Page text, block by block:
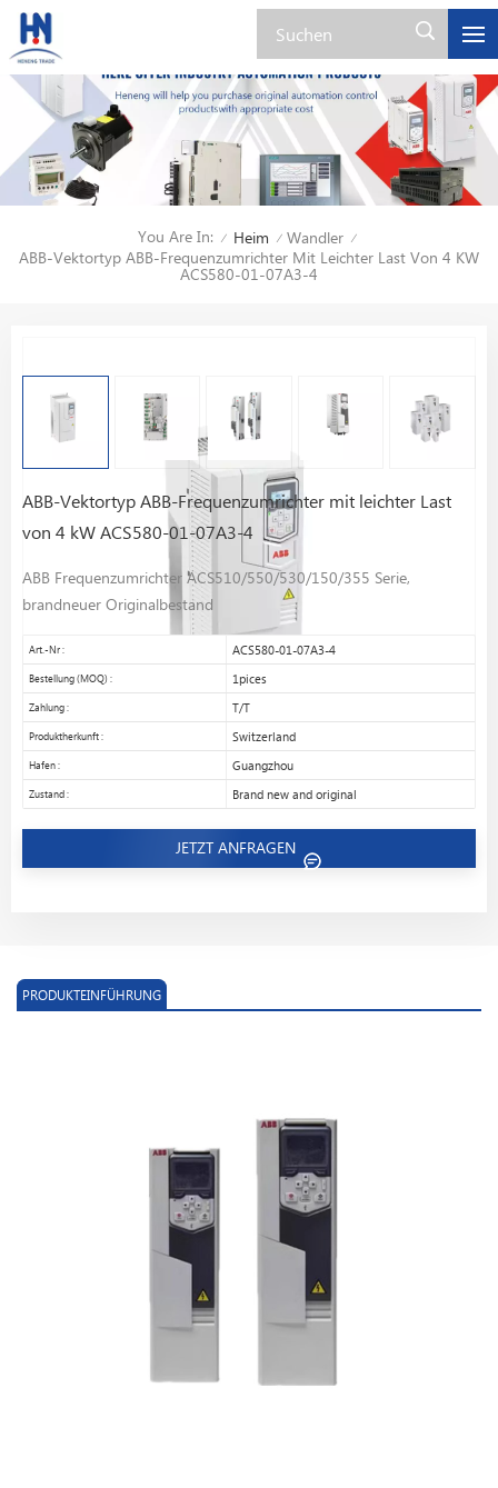
You Are In: / Heim / Wandler /
ABB-Vektortyp ABB-Frequenzumrichter Mit Leichter Last Von 4 KW
ACS580-01-07A3-4
ABB-Vektortyp ABB-Frequenzumrichter mit leichter Last
von 4 kW ACS580-01-07A3-4
ABB Frequenzumrichter ACS510/550/530/150/355 Serie,
brandneuer Originalbestand
Art.-Nr : ACS580-01-07A3-4
Bestellung (MOQ) : 1pices
Zahlung : T/T
Produktherkunft : Switzerland
Hafen : Guangzhou
Zustand : Brand new and original
JETZT ANFRAGEN
PRODUKTEINFÜHRUNG